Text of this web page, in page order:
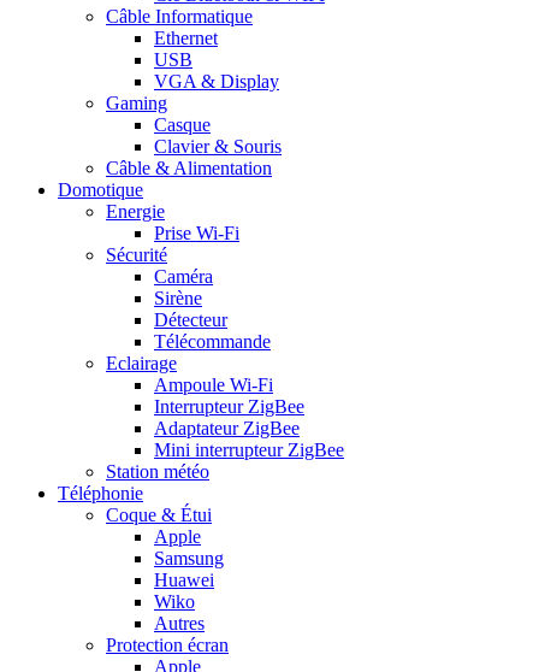
Câble Informatique
Ethernet
USB
VGA & Display
Gaming
Casque
Clavier & Souris
Câble & Alimentation
Domotique
Energie
Prise Wi-Fi
Sécurité
Caméra
Sirène
Détecteur
Télécommande
Eclairage
Ampoule Wi-Fi
Interrupteur ZigBee
Adaptateur ZigBee
Mini interrupteur ZigBee
Station météo
Téléphonie
Coque & Étui
Apple
Samsung
Huawei
Wiko
Autres
Protection écran
Apple